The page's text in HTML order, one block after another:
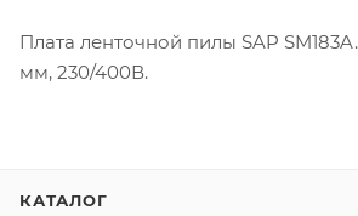
Плата ленточной пилы SAP
мм, 230/400В.
КАТАЛОГ